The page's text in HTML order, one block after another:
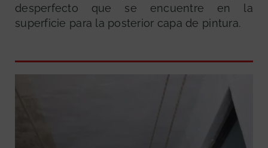
desperfecto que se encuentre en la
superficie para la posterior capa de pintura.